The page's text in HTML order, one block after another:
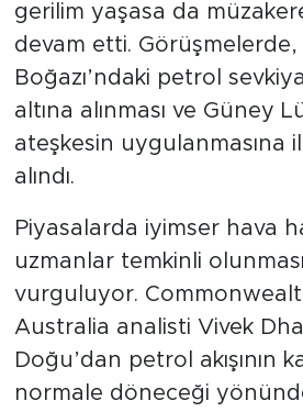
gerilim yaşasa da
devam etti. Görüşmelerde,
Boğazı’ndaki petrol
altına alınması ve Güney
ateşkesin uygulanmasına
alındı.
Piyasalarda iyimser hava
uzmanlar temkinli
vurguluyor.
Australia analisti Vivek
Doğu’dan petrol akışının
normale döneceği